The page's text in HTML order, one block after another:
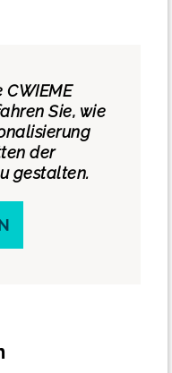
Sie, wie
der
gestalten.